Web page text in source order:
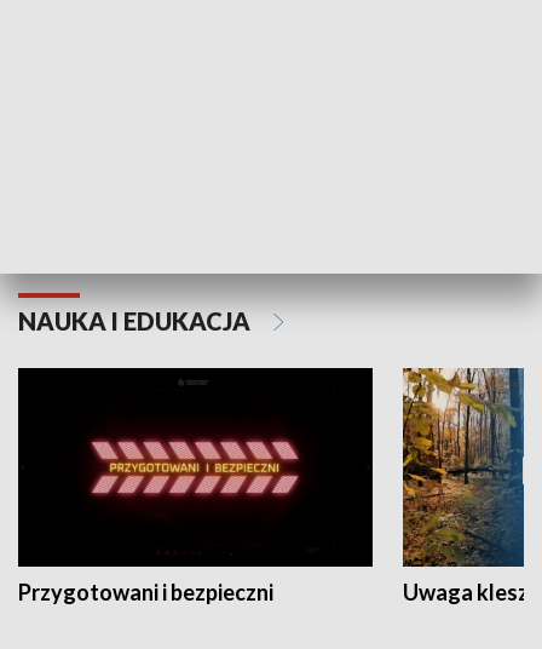
NAUKA I EDUKACJA
Przygotowani i bezpieczni Uwaga